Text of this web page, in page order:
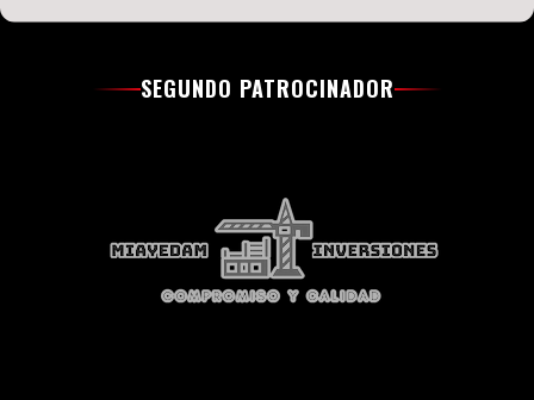
SEGUNDO PATROCINADOR